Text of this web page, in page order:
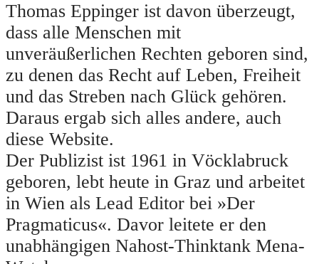
Thomas Eppinger ist davon überzeugt,
dass alle Menschen mit
unveräußerlichen Rechten geboren sind,
zu denen das Recht auf Leben, Freiheit
und das Streben nach Glück gehören.
Daraus ergab sich alles andere, auch
diese Website.
Der Publizist ist 1961 in Vöcklabruck
geboren, lebt heute in Graz und arbeitet
in Wien als Lead Editor bei »Der
Pragmaticus«. Davor leitete er den
unabhängigen Nahost-Thinktank Mena-